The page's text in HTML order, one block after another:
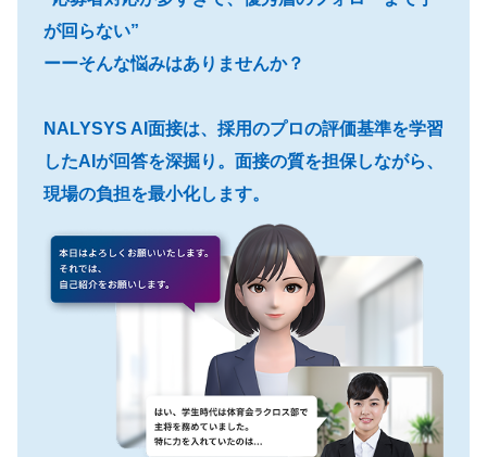
が回らない”
ーーそんな悩みはありませんか？
NALYSYS AI面接は、採用のプロの評価基準を学習
したAIが回答を深掘り。面接の質を担保しながら、
現場の負担を最小化します。